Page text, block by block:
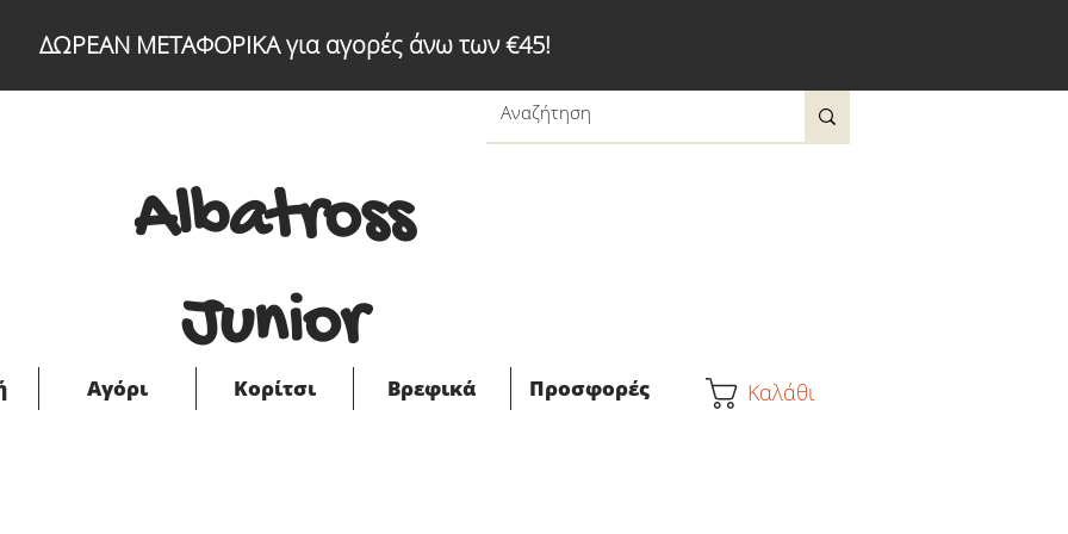
ΔΩΡΕΑΝ ΜΕΤΑΦΟΡΙΚΑ για αγορές άνω των €45!
Albatross
Junior
Αγόρι Κορίτσι Βρεφικά Προσφορές Καλάθι